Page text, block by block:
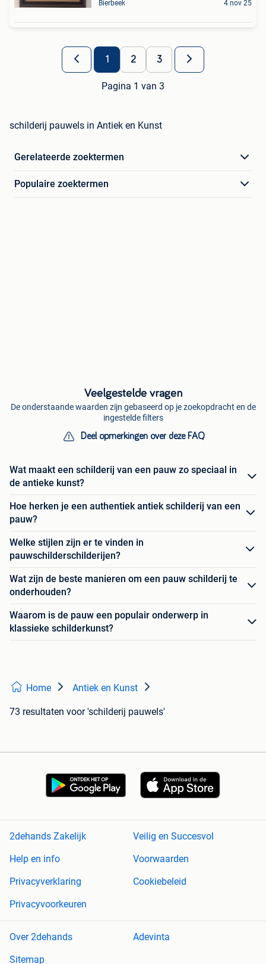
Bierbeek 4 nov 25
1 2 3
Pagina 1 van 3
schilderij pauwels in Antiek en Kunst
Gerelateerde zoektermen
Populaire zoektermen
Veelgestelde vragen
De onderstaande waarden zijn gebaseerd op je zoekopdracht en de
ingestelde filters
Deel opmerkingen over deze FAQ
Wat maakt een schilderij van een pauw zo speciaal in
de antieke kunst?
Hoe herken je een authentiek antiek schilderij van een
pauw?
Welke stijlen zijn er te vinden in
pauwschilderschilderijen?
Wat zijn de beste manieren om een pauw schilderij te
onderhouden?
Waarom is de pauw een populair onderwerp in
klassieke schilderkunst?
Home Antiek en Kunst
73 resultaten voor 'schilderij pauwels'
2dehands Zakelijk
Veilig en Succesvol
Help en info
Voorwaarden
Privacyverklaring
Cookiebeleid
Privacyvoorkeuren
Over 2dehands
Adevinta
Sitemap